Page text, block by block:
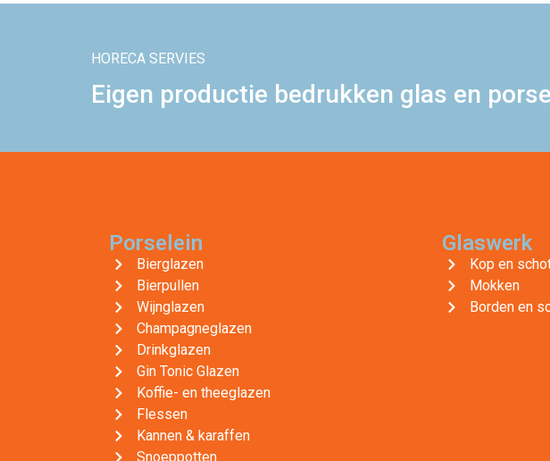
HORECA SERVIES
Eigen productie bedrukken glas en
Porselein
Bierglazen
Bierpullen
Wijnglazen
Champagneglazen
Drinkglazen
Gin Tonic Glazen
Koffie- en theeglazen
Flessen
Kannen & karaffen
Snoeppotten
Glaswerk
Kop en
Mokken
Borden en